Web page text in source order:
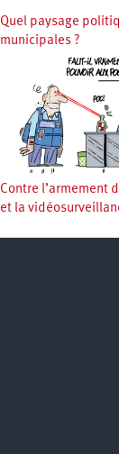
Quel paysage
municipales ?
Contre l’armement
et la